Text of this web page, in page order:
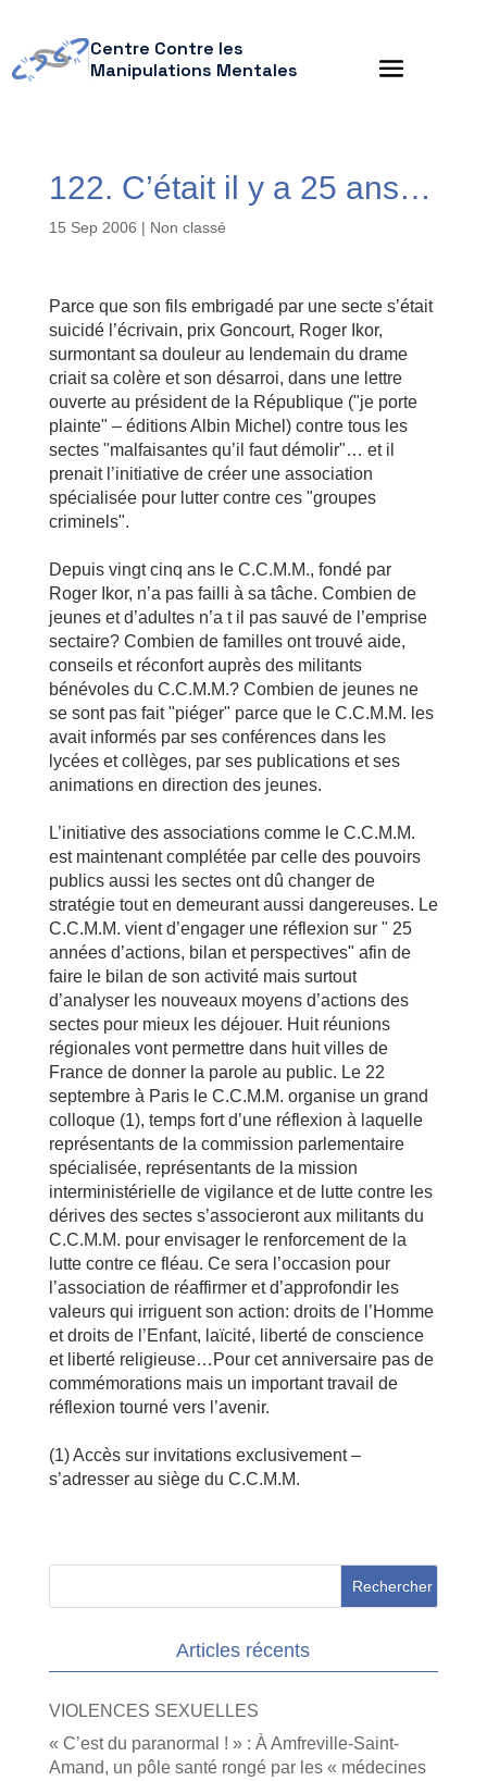
Centre Contre les
Manipulations Mentales
122. C’était il y a 25 ans…
15 Sep 2006 | Non classé
Parce que son fils embrigadé par une secte s’était
suicidé l’écrivain, prix Goncourt, Roger Ikor,
surmontant sa douleur au lendemain du drame
criait sa colère et son désarroi, dans une lettre
ouverte au président de la République ("je porte
plainte" – éditions Albin Michel) contre tous les
sectes "malfaisantes qu’il faut démolir"… et il
prenait l’initiative de créer une association
spécialisée pour lutter contre ces "groupes
criminels".
Depuis vingt cinq ans le C.C.M.M., fondé par
Roger Ikor, n’a pas failli à sa tâche. Combien de
jeunes et d’adultes n’a t il pas sauvé de l’emprise
sectaire? Combien de familles ont trouvé aide,
conseils et réconfort auprès des militants
bénévoles du C.C.M.M.? Combien de jeunes ne
se sont pas fait "piéger" parce que le C.C.M.M. les
avait informés par ses conférences dans les
lycées et collèges, par ses publications et ses
animations en direction des jeunes.
L’initiative des associations comme le C.C.M.M.
est maintenant complétée par celle des pouvoirs
publics aussi les sectes ont dû changer de
stratégie tout en demeurant aussi dangereuses. Le
C.C.M.M. vient d’engager une réflexion sur " 25
années d’actions, bilan et perspectives" afin de
faire le bilan de son activité mais surtout
d’analyser les nouveaux moyens d’actions des
sectes pour mieux les déjouer. Huit réunions
régionales vont permettre dans huit villes de
France de donner la parole au public. Le 22
septembre à Paris le C.C.M.M. organise un grand
colloque (1), temps fort d’une réflexion à laquelle
représentants de la commission parlementaire
spécialisée, représentants de la mission
interministérielle de vigilance et de lutte contre les
dérives des sectes s’associeront aux militants du
C.C.M.M. pour envisager le renforcement de la
lutte contre ce fléau. Ce sera l’occasion pour
l’association de réaffirmer et d’approfondir les
valeurs qui irriguent son action: droits de l’Homme
et droits de l’Enfant, laïcité, liberté de conscience
et liberté religieuse…Pour cet anniversaire pas de
commémorations mais un important travail de
réflexion tourné vers l’avenir.
(1) Accès sur invitations exclusivement –
s’adresser au siège du C.C.M.M.
Articles récents
VIOLENCES SEXUELLES
« C’est du paranormal ! » : À Amfreville-Saint-
Amand, un pôle santé rongé par les « médecines